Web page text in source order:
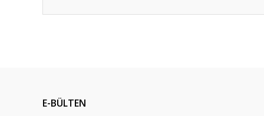
Ürün bilgilerinde hatalar bulunuyor.
E-BÜLTEN